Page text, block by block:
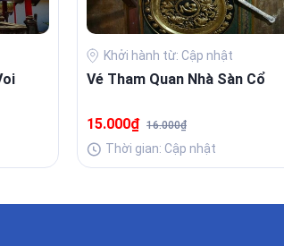
Khởi hành từ: Cập nhật
Vé Tham Quan Nhà Sàn Cổ
15.000₫ 16.000₫
Thời gian: Cập nhật